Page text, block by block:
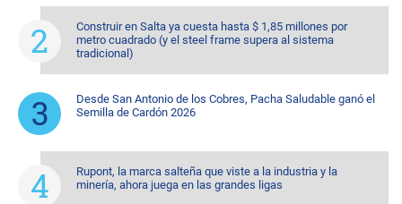
Construir en Salta ya cuesta hasta $ 1,85 millones por
metro cuadrado (y el steel frame supera al sistema
tradicional)
Desde San Antonio de los Cobres, Pacha Saludable ganó el
Semilla de Cardón 2026
Rupont, la marca salteña que viste a la industria y la
minería, ahora juega en las grandes ligas